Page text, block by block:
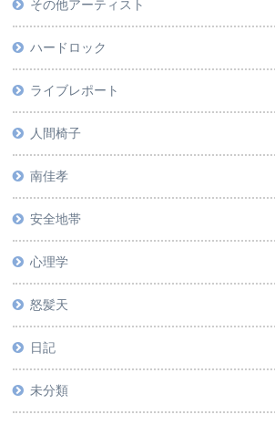
その他アーティスト
ハードロック
ライブレポート
人間椅子
南佳孝
安全地帯
心理学
怒髪天
日記
未分類